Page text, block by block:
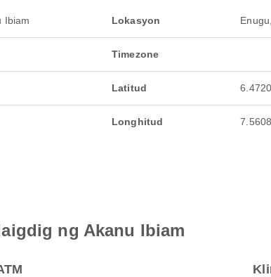
Ibiam Lokasyon
Timezone
Latitud
Longhitud
ng Akanu Ibiam